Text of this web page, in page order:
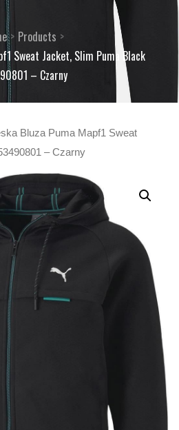
Products
Sweat Jacket, Slim Puma Black
– Czarny
Bluza Puma Mapf1 Sweat
– Czarny